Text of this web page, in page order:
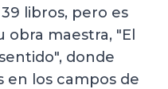
libros, pero es
maestra, "El
donde
en los campos de